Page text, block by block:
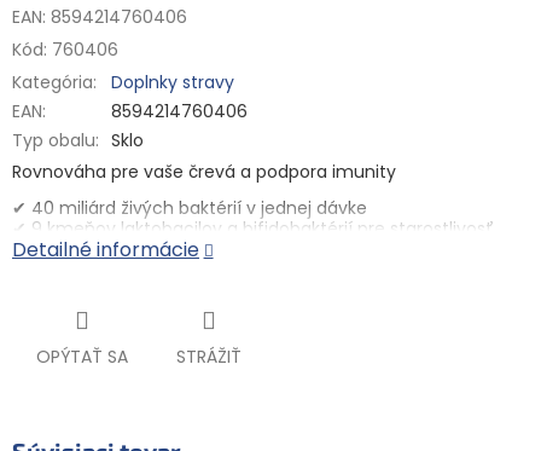
EAN: 8594214760406
Kód: 760406
Kategória:
Doplnky stravy
EAN:
8594214760406
Typ obalu: Sklo
Rovnováha pre vaše črevá a podpora imunity
✔ 40 miliárd živých baktérií v jednej dávke
✔ 9 kmeňov laktobacilov a bifidobaktérií pre starostlivosť
o črevnú mikrobiotu
Detailné informácie
OPÝTAŤ SA STRÁŽIŤ